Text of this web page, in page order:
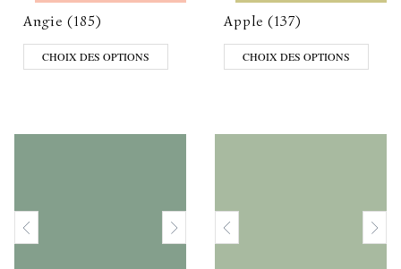
Angie (185)
CHOIX DES OPTIONS
Apple (137)
CHOIX DES OPTIONS